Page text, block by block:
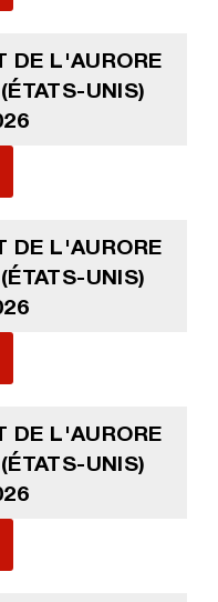
DE L'AURORE
UNIS)
DE L'AURORE
UNIS)
DE L'AURORE
UNIS)